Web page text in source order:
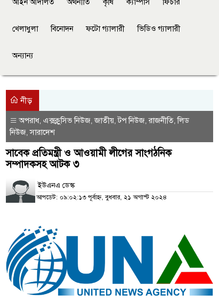
আইন আদালত অর্থনীতি কৃষি ক্যাম্পাস ফিচার
খেলাধুলা বিনোদন ফটো গ্যালারী ভিডিও গ্যালারী
অন্যান্য
নীড়
অপরাধ, এক্সক্লুসিভ নিউজ,জাতীয়,টপ নিউজ,রাজনীতি,লিড
নিউজ,সারাদেশ
সাবেক প্রতিমন্ত্রী ও আওয়ামী লীগের সাংগঠনিক
সম্পাদকসহ আটক ৩
ইউএনএ ডেস্ক
আপডেট: ০৯:০২:১৩ পূর্বাহ্ন, বুধবার, ২১ অগাস্ট ২০২৪